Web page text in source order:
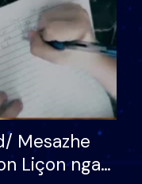
Mesazhe
Liçon nga